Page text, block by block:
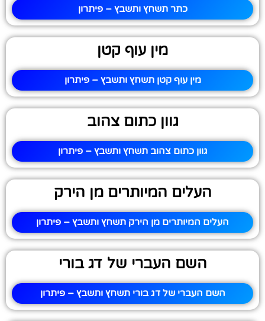
כתר תשחץ ותשבץ – פיתרון
מין עוף קטן
מין עוף קטן תשחץ ותשבץ – פיתרון
גוון כתום צהוב
גוון כתום צהוב תשחץ ותשבץ – פיתרון
העלים המיותרים מן הירק
העלים המיותרים מן הירק תשחץ ותשבץ – פיתרון
השם העברי של דג בורי
השם העברי של דג בורי תשחץ ותשבץ – פיתרון